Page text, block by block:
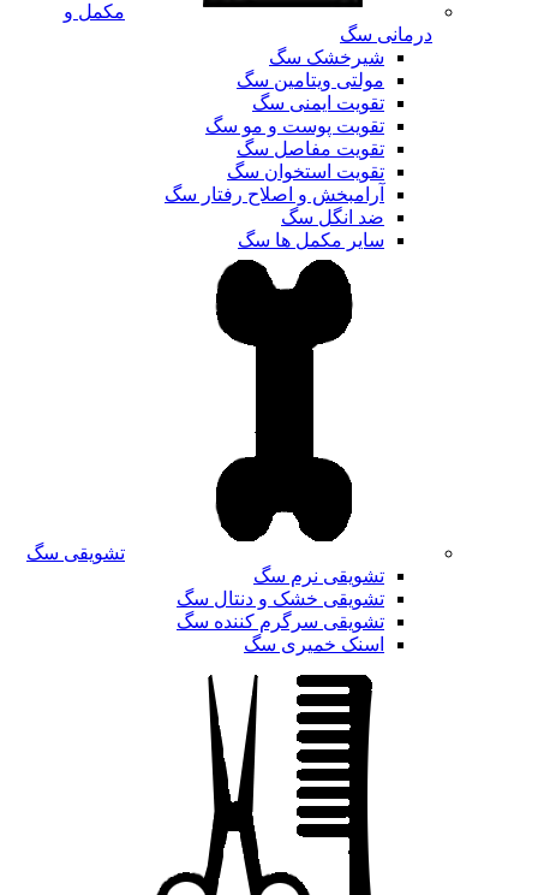
مکمل و
درمانی سگ
شیرخشک سگ
مولتی ویتامین سگ
تقویت ایمنی سگ
تقویت پوست و مو سگ
تقویت مفاصل سگ
تقویت استخوان سگ
آرامبخش و اصلاح رفتار سگ
ضد انگل سگ
سایر مکمل ها سگ
تشویقی سگ
تشویقی نرم سگ
تشویقی خشک و دنتال سگ
تشویقی سرگرم کننده سگ
اسنک خمیری سگ